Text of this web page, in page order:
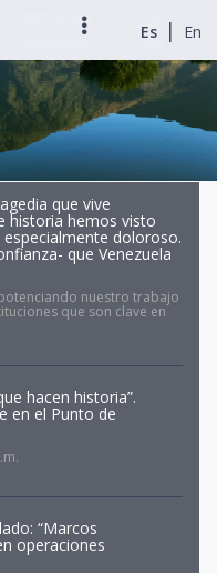
Es | En
que vive
historia hemos visto
doloroso.
que Venezuela
nuestro trabajo
que son clave en
hacen historia”.
en el Punto de
“Marcos
operaciones